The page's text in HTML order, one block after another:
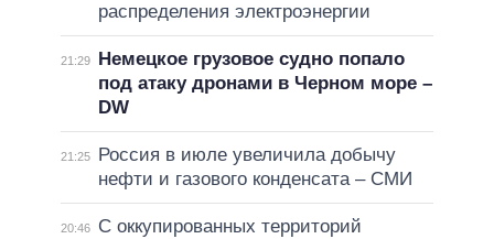
распределения электроэнергии
21:29
Немецкое грузовое судно попало
под атаку дронами в Черном море –
DW
21:25
Россия в июле увеличила добычу
нефти и газового конденсата – СМИ
20:46
С оккупированных территорий